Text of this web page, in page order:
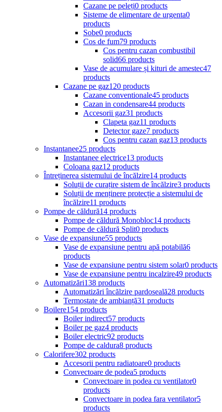
Cazane pe peleți0 products
Sisteme de elimentare de urgenta0
products
Sobe0 products
Cos de fum79 products
Cos pentru cazan combustibil
solid66 products
Vase de acumulare și kituri de amestec47
products
Cazane pe gaz120 products
Cazane conventionale45 products
Cazan in condensare44 products
Accesorii gaz31 products
Clapeta gaz11 products
Detector gaze7 products
Cos pentru cazan gaz13 products
Instantanee25 products
Instantanee electrice13 products
Coloana gaz12 products
Întreținerea sistemului de încălzire14 products
Soluții de curațire sistem de încălzire3 products
Soluții de menținere protecție a sistemului de
încălzire11 products
Pompe de căldură14 products
Pompe de căldură Monobloc14 products
Pompe de căldură Split0 products
Vase de expansiune55 products
Vase de expansiune pentru apă potabilă6
products
Vase de expansiune pentru sistem solar0 products
Vase de expansiune pentru incalzire49 products
Automatizări138 products
Automatizări încălzire pardoseală28 products
Termostate de ambianță31 products
Boilere154 products
Boiler indirect57 products
Boiler pe gaz4 products
Boiler electric92 products
Pompe de caldura8 products
Calorifere302 products
Accesorii pentru radiatoare0 products
Convectoare de podea5 products
Convectoare in podea cu ventilator0
products
Convectoare in podea fara ventilator5
products